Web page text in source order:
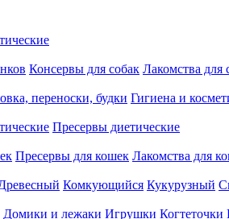
Консервы для собак Лакомства для
переноски, будки Гигиена и
Пресервы диетические
Пресервы для кошек Лакомства для
Комкующийся Кукурузный
Домики и лежаки Игрушки Когтеточки